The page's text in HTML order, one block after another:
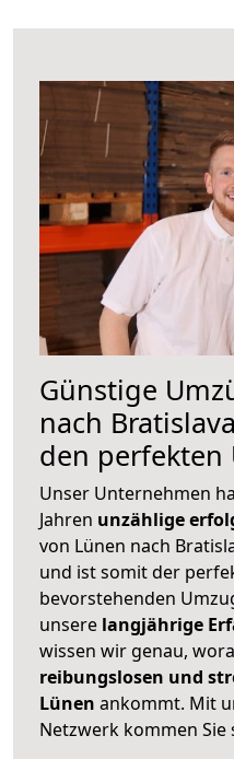
Günstige
nach
den perfekten
Unser Unternehmen
Jahren unzählige
von Lünen nach
und ist somit der
bevorstehenden
unsere langjährige
wissen wir genau,
reibungslosen und
Lünen ankommt. Mit
Netzwerk kommen Sie